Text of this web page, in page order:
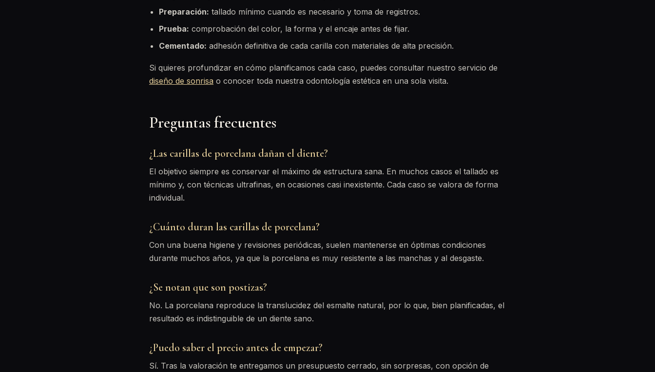
Preparación: tallado mínimo cuando es necesario y toma de registros.
Prueba: comprobación del color, la forma y el encaje antes de fijar.
Cementado: adhesión definitiva de cada carilla con materiales de alta precisión.
Si quieres profundizar en cómo planificamos cada caso, puedes consultar nuestro servicio de
diseño de sonrisa o conocer toda nuestra odontología estética en una sola visita.
Preguntas frecuentes
¿Las carillas de porcelana dañan el diente?
El objetivo siempre es conservar el máximo de estructura sana. En muchos casos el tallado es
mínimo y, con técnicas ultrafinas, en ocasiones casi inexistente. Cada caso se valora de forma
individual.
¿Cuánto duran las carillas de porcelana?
Con una buena higiene y revisiones periódicas, suelen mantenerse en óptimas condiciones
durante muchos años, ya que la porcelana es muy resistente a las manchas y al desgaste.
¿Se notan que son postizas?
No. La porcelana reproduce la translucidez del esmalte natural, por lo que, bien planificadas, el
resultado es indistinguible de un diente sano.
¿Puedo saber el precio antes de empezar?
Sí. Tras la valoración te entregamos un presupuesto cerrado, sin sorpresas, con opción de